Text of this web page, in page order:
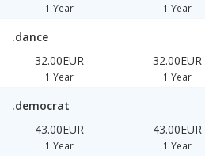
1 Year 1 Year
.dance
32.00EUR
1 Year
32.00EUR
1 Year
.democrat
43.00EUR
1 Year
43.00EUR
1 Year